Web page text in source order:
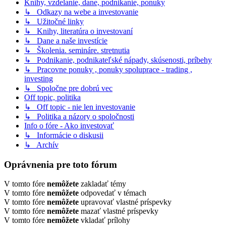
Knihy, vzdelanie, dane, podnikanie, ponuky
↳ Odkazy na webe a investovanie
↳ Užitočné linky
↳ Knihy, literatúra o investovaní
↳ Dane a naše investície
↳ Školenia. semináre. stretnutia
↳ Podnikanie, podnikateľské nápady, skúsenosti, príbehy
↳ Pracovne ponuky , ponuky spoluprace - trading ,
investing
↳ Spoločne pre dobrú vec
Off topic, politika
↳ Off topic - nie len investovanie
↳ Politika a názory o spoločnosti
Info o fóre - Ako investovať
↳ Informácie o diskusii
↳ Archív
Oprávnenia pre toto fórum
V tomto fóre nemôžete zakladať témy
V tomto fóre nemôžete odpovedať v témach
V tomto fóre nemôžete upravovať vlastné príspevky
V tomto fóre nemôžete mazať vlastné príspevky
V tomto fóre nemôžete vkladať prílohy